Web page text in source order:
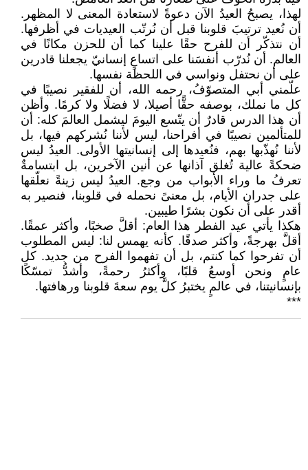
لهذا، يصبحُ العيدُ الآن دعوةً لاستعادة المعنى لا المظهر.
أن نُعيد ترتيبَ قلوبنا قبل أن نُرتّب العيديات في أظرفها.
أن نتذكّر أن للفرح حقًا علينا كما أن للحزن مكانًا في
العالم. أن نُدرّب أنفسَنا على اتساعٍ إنسانيّ يجعلنا قادرين
على أن نحتفل ونواسي في اللحظة نفسها.
علّمني أبي المتصوّفُ، رحمه الله، أن للفقير نصيبًا في
كل ما نملك، بوصفه حقًّا أصيلا، لا فضلًا ولا كرمًا. وأظن
أن هذا الدرس قادرٌ أن يتّسع اليومَ ليشمل العالمَ كله: أن
للمتألمين نصيبًا في أفراحنا، ليس لأننا نُشركهم فيها، بل
لأننا نُهذّبها بهم، فنُعيدها إلى إنسانيتها الأولى. العيدُ ليس
ضحكةً عالية تُغلق آذانها عن أنين الآخرين، بل ابتسامةٌ
تعرفُ ما وراء الأبواب من وجع. العيدُ ليس زينةً نعلّقها
على جدران الأيام، بل معنىً نحمله في قلوبنا، فنصير به
أقدر على أن نكون بشرًا طيبين.
هكذا يأتي عيد الفطر هذا العام: أقلَّ صخبًا، وأكثر عمقًا.
أقلَّ بهرجةً، وأكثر صدقًا. كأنه يهمس لنا: ليس المطلوب
أن تفرحوا كما كنتم، بل أن تفهموا الفرح من جديد. كل
عامٍ ونحن أوسعُ قلبًا، وأكثرُ رحمةً، وأشدُّ تمسّكًا
بإنسانيتنا، في عالمٍ يختبرُ كلَّ يوم سعةَ قلوبنا ورهافتها.
***